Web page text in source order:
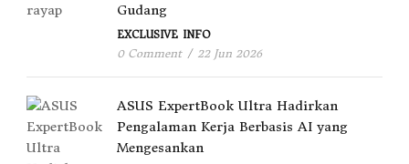
Gudang
EXCLUSIVE INFO
0 Comment / 22 Jun 2026
ASUS ExpertBook Ultra Hadirkan
Pengalaman Kerja Berbasis AI yang
Mengesankan